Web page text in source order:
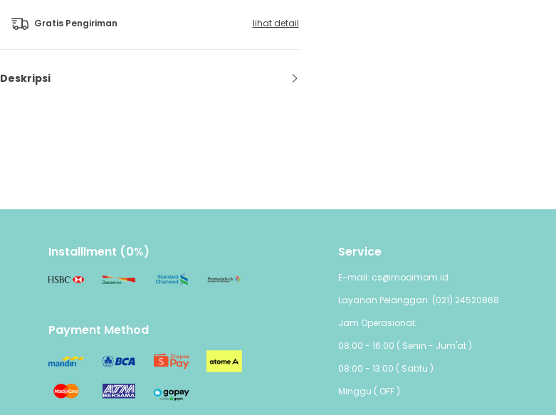
Gratis Pengiriman lihat detail
Deskripsi
Installlment (0%)
Payment Method
Service
E-mail: cs@mooimom.id
Layanan Pelanggan: (021) 24520868
Jam Operasional:
08:00 - 16:00 ( Senin - Jum'at )
08:00 - 13:00 ( Sabtu )
Minggu ( OFF )